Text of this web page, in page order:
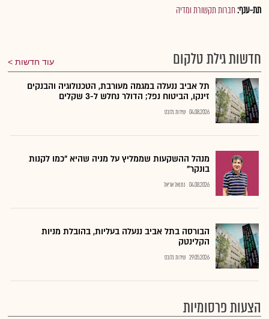
תת-ענף:חברות תקשורת ומדיה
חדשות גילת טלקום עוד חדשות
תל אביב ננעלה במגמה מעורבת, הטכנולוגיה והבנקים
זינקו, הביטוח נפל; הדולר נחלש ל-3 שקלים
04.08.2026 שירות גלובס
מנהל ההשקעות שממליץ על מניה שהיא "כמו לקנות
בונקר"
04.08.2026 נתנאל אריאל
הבורסה בתל אביב ננעלה בעליות, בהובלת מניות
הקלינטק
29.05.2026 שירות גלובס
הצעות פרסומיות